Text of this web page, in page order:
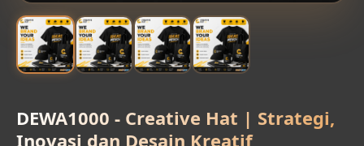
DEWA1000 - Creative Hat | Strategi,
Inovasi dan Desain Kreatif